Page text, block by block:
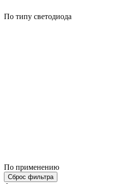
По типу светодиода
По применению
Сброс фильтра